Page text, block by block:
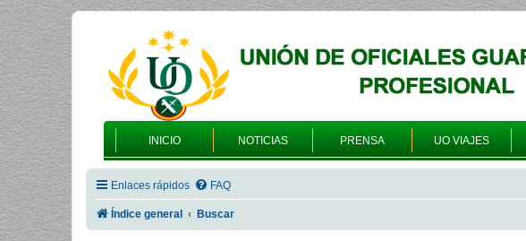
INICIO NOTICIAS PRENSA UO VIAJES
Enlaces rápidos FAQ
Índice general Buscar